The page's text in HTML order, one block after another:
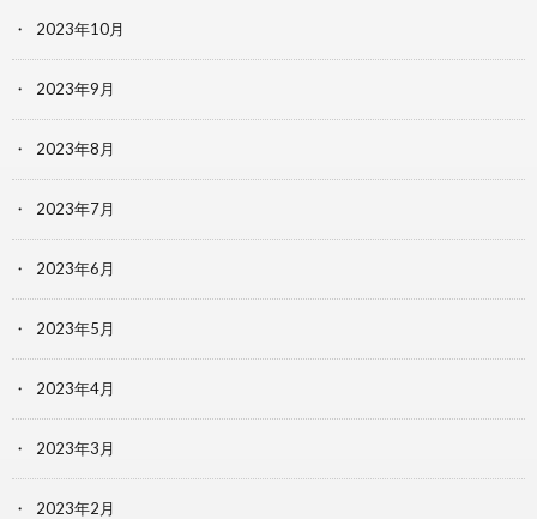
2023年10月
2023年9月
2023年8月
2023年7月
2023年6月
2023年5月
2023年4月
2023年3月
2023年2月